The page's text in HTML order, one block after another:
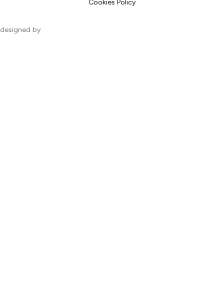
Cookies Policy
designed by